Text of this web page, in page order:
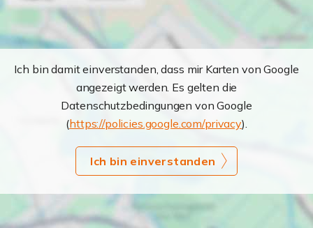
Ich bin damit einverstanden, dass mir Karten von Google
angezeigt werden. Es gelten die
Datenschutzbedingungen von Google
(https://policies.google.com/privacy).
Ich bin einverstanden